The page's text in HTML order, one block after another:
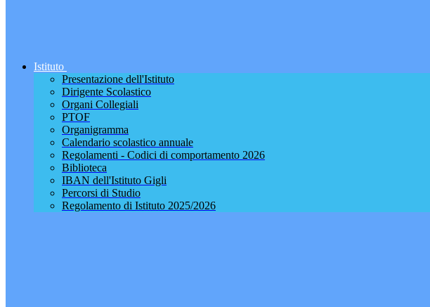
Istituto
Presentazione dell'Istituto
Dirigente Scolastico
Organi Collegiali
PTOF
Organigramma
Calendario scolastico annuale
Regolamenti - Codici di comportamento 2026
Biblioteca
IBAN dell'Istituto Gigli
Percorsi di Studio
Regolamento di Istituto 2025/2026